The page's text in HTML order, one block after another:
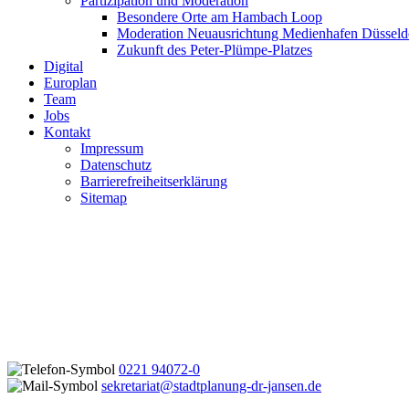
Besondere Orte am Hambach Loop
Moderation Neuausrichtung Medienhafen
Zukunft des Peter-Plümpe-Platzes
Digital
Europlan
Team
Jobs
Kontakt
Impressum
Datenschutz
Barrierefreiheitserklärung
Sitemap
0221 94072-0
sekretariat@stadtplanung-dr-jansen.de